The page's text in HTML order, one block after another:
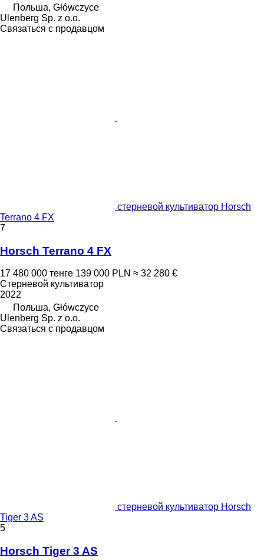
Польша, Główczyce
Ulenberg Sp. z o.o.
Связаться с продавцом
стерневой культиватор Horsch
Terrano 4 FX
7
Horsch Terrano 4 FX
17 480 000 тенге 139 000 PLN ≈ 32 280 €
Стерневой культиватор
2022
Польша, Główczyce
Ulenberg Sp. z o.o.
Связаться с продавцом
стерневой культиватор Horsch
Tiger 3 AS
5
Horsch Tiger 3 AS